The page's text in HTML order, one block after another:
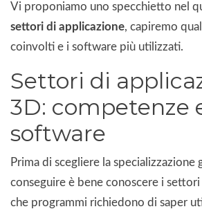
Vi proponiamo uno specchietto nel
settori di applicazione, capiremo
coinvolti e i software più utilizzati.
Settori di
3D: competenze
software
Prima di scegliere la specializzazione
conseguire è bene conoscere i
che programmi richiedono di saper